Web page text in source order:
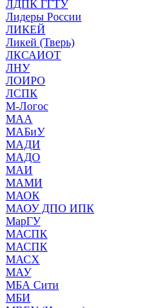
ЛДПК ГГТУ
Лидеры России
ЛИКЕЙ
Ликей (Тверь)
ЛКСАИОТ
ЛНУ
ЛОИРО
ЛСПК
М-Логос
МАА
МАБиУ
МАДИ
МАДО
МАИ
МАМИ
МАОК
МАОУ ДПО ИПК
МарГУ
МАСПК
МАСПК
МАСХ
МАУ
МБА Сити
МБИ